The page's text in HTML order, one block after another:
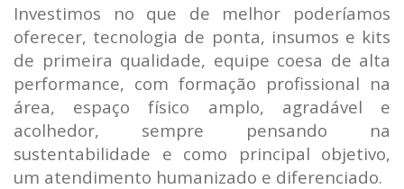
Investimos no que de melhor poderíamos
oferecer, tecnologia de ponta, insumos e kits
de primeira qualidade, equipe coesa de alta
performance, com formação profissional na
área, espaço físico amplo, agradável e
acolhedor, sempre pensando na
sustentabilidade e como principal objetivo,
um atendimento humanizado e diferenciado.